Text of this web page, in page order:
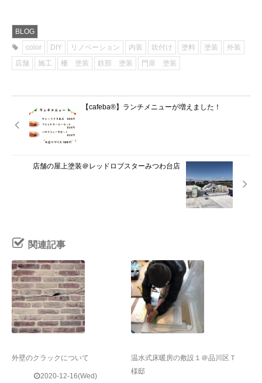
BLOG
color
DIY リノベーション 内装 吹付け 塗料 塗装
外装
店舗
施工 柵 塗装 鉄部 塗装 門扉 塗装
【cafeba®】ランチメニューが増えました！
店舗の屋上塗装＠レッドロブスターみつわ台店
関連記事
外壁のクラックについて
2020-12-16(Wed)
温水式床暖房の敷設１＠品川区Ｔ
様邸